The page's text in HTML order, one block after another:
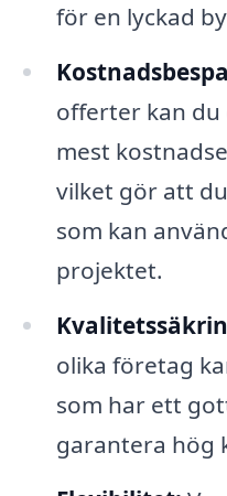
för en lyckad
offerter kan
mest
vilket gör att
som kan
projektet.
olika företag
som har ett
garantera hög